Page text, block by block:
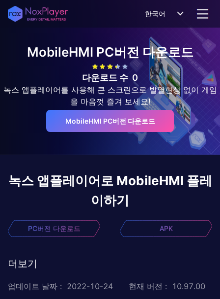
한국어
MobileHMI PC버전 다운로드
다운로드 수 0
녹스 앱플레이어를 사용해 큰 스크린으로 발열현상 없이 게임
을 마음껏 즐겨 보세요!
MobileHMI PC버전 다운로드
녹스 앱플레이어로 MobileHMI 플레
이하기
PC버전 다운로드 APK
더보기
업데이트 날짜 : 2022-10-24 현재 버전 : 10.97.00